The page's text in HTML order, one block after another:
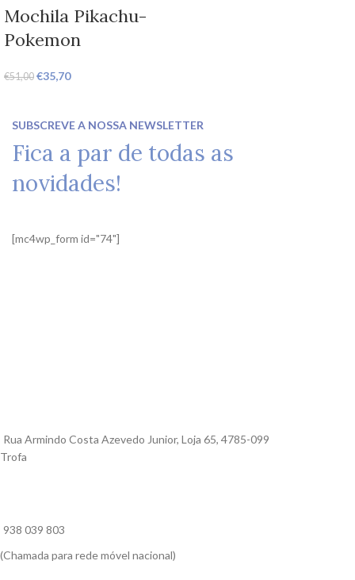
Mochila Pikachu-
Pokemon
€51,00 €35,70
SUBSCREVE A NOSSA NEWSLETTER
Fica a par de todas as
novidades!
[mc4wp_form id="74"]
Rua Armindo Costa Azevedo Junior, Loja 65, 4785-099
Trofa
938 039 803
(Chamada para rede móvel nacional)